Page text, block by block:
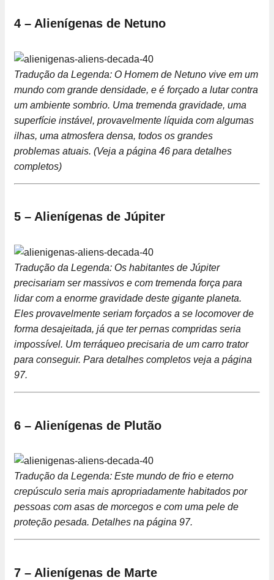
4 – Alienígenas de Netuno
Tradução da Legenda: O Homem de Netuno vive em um
mundo com grande densidade, e é forçado a lutar contra
um ambiente sombrio. Uma tremenda gravidade, uma
superfície instável, provavelmente líquida com algumas
ilhas, uma atmosfera densa, todos os grandes
problemas atuais. (Veja a página 46 para detalhes
completos)
5 – Alienígenas de Júpiter
Tradução da Legenda: Os habitantes de Júpiter
precisariam ser massivos e com tremenda força para
lidar com a enorme gravidade deste gigante planeta.
Eles provavelmente seriam forçados a se locomover de
forma desajeitada, já que ter pernas compridas seria
impossível. Um terráqueo precisaria de um carro trator
para conseguir. Para detalhes completos veja a página
97.
6 – Alienígenas de Plutão
Tradução da Legenda: Este mundo de frio e eterno
crepúsculo seria mais apropriadamente habitados por
pessoas com asas de morcegos e com uma pele de
proteção pesada. Detalhes na página 97.
7 – Alienígenas de Marte